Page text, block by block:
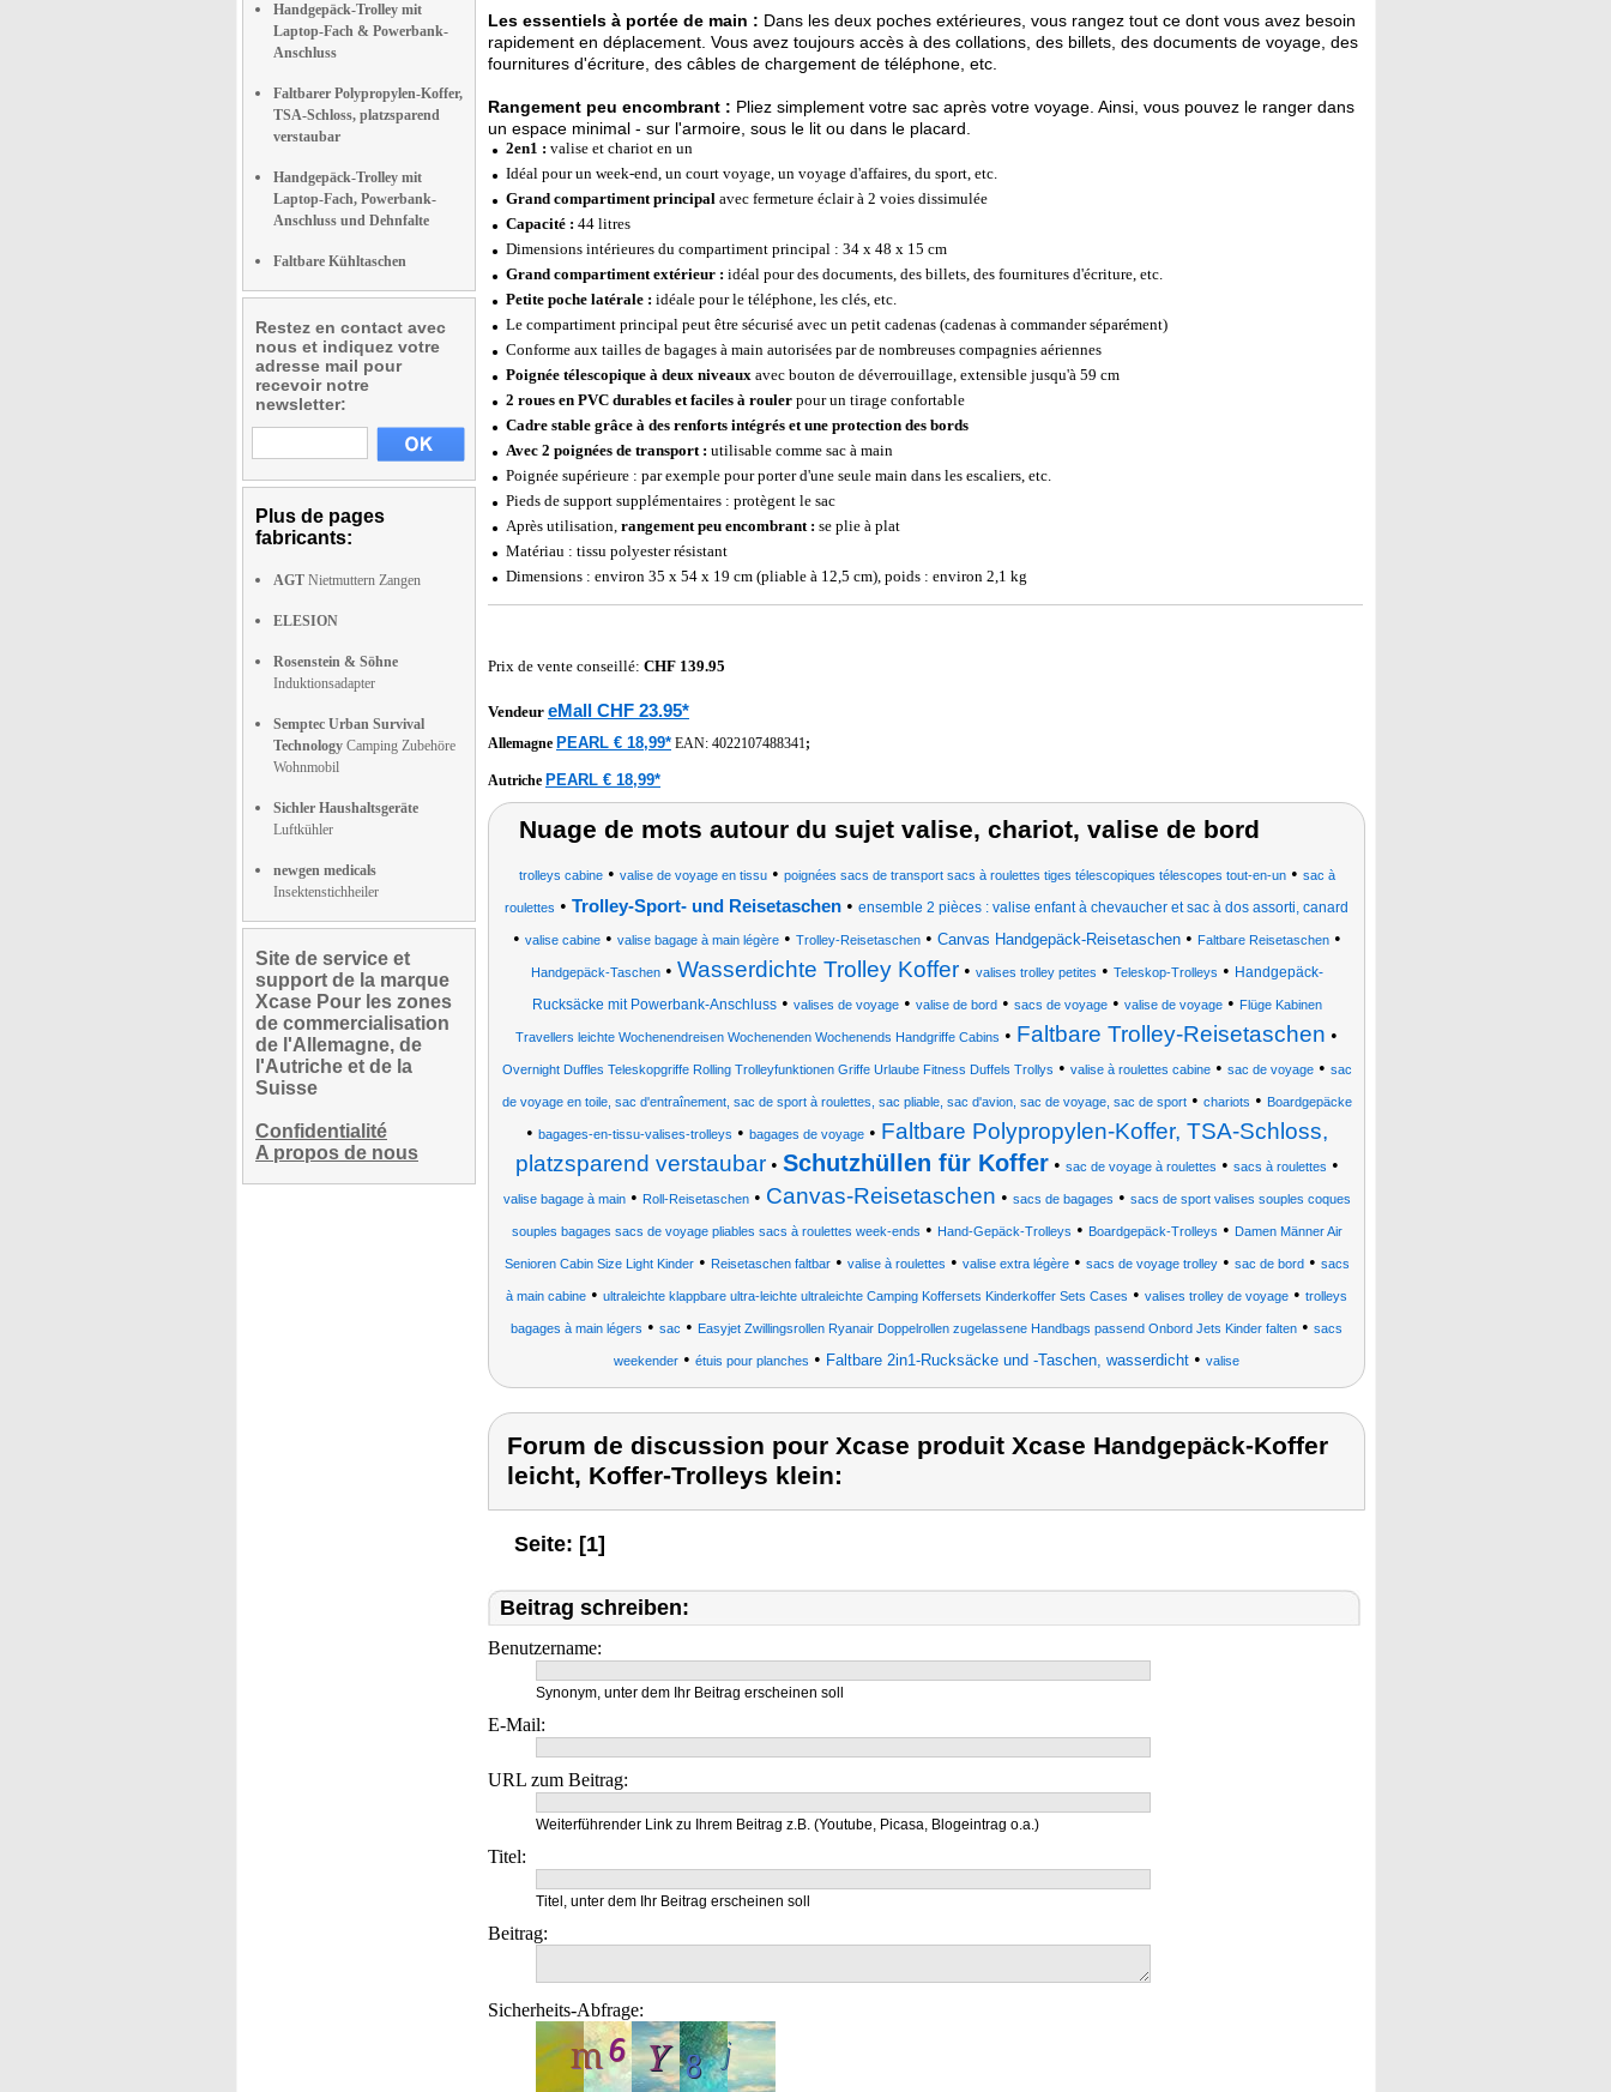
Handgepäck-Trolley mit
Laptop-Fach & Powerbank-
Anschluss
Faltbarer Polypropylen-Koffer,
TSA-Schloss, platzsparend
verstaubar
Handgepäck-Trolley mit
Laptop-Fach, Powerbank-
Anschluss und Dehnfalte
Faltbare Kühltaschen
Restez en contact avec
nous et indiquez votre
adresse mail pour
recevoir notre
newsletter:
Plus de pages
fabricants:
AGT Nietmuttern Zangen
ELESION
Rosenstein & Söhne
Induktionsadapter
Semptec Urban Survival
Technology Camping Zubehöre
Wohnmobil
Sichler Haushaltsgeräte
Luftkühler
newgen medicals
Insektenstichheiler
Site de service et
support de la marque
Xcase Pour les zones
de commercialisation
de l'Allemagne, de
l'Autriche et de la
Suisse
Confidentialité
A propos de nous
Les essentiels à portée de main : Dans les deux poches extérieures, vous rangez tout ce dont vous avez besoin
rapidement en déplacement. Vous avez toujours accès à des collations, des billets, des documents de voyage, des
fournitures d'écriture, des câbles de chargement de téléphone, etc.
Rangement peu encombrant : Pliez simplement votre sac après votre voyage. Ainsi, vous pouvez le ranger dans
un espace minimal - sur l'armoire, sous le lit ou dans le placard.
2en1 : valise et chariot en un
Idéal pour un week-end, un court voyage, un voyage d'affaires, du sport, etc.
Grand compartiment principal avec fermeture éclair à 2 voies dissimulée
Capacité : 44 litres
Dimensions intérieures du compartiment principal : 34 x 48 x 15 cm
Grand compartiment extérieur : idéal pour des documents, des billets, des fournitures d'écriture, etc.
Petite poche latérale : idéale pour le téléphone, les clés, etc.
Le compartiment principal peut être sécurisé avec un petit cadenas (cadenas à commander séparément)
Conforme aux tailles de bagages à main autorisées par de nombreuses compagnies aériennes
Poignée télescopique à deux niveaux avec bouton de déverrouillage, extensible jusqu'à 59 cm
2 roues en PVC durables et faciles à rouler pour un tirage confortable
Cadre stable grâce à des renforts intégrés et une protection des bords
Avec 2 poignées de transport : utilisable comme sac à main
Poignée supérieure : par exemple pour porter d'une seule main dans les escaliers, etc.
Pieds de support supplémentaires : protègent le sac
Après utilisation, rangement peu encombrant : se plie à plat
Matériau : tissu polyester résistant
Dimensions : environ 35 x 54 x 19 cm (pliable à 12,5 cm), poids : environ 2,1 kg
Prix de vente conseillé: CHF 139.95
Vendeur eMall CHF 23.95*
Allemagne PEARL € 18,99* EAN: 4022107488341;
Autriche PEARL € 18,99*
Nuage de mots autour du sujet valise, chariot, valise de bord
trolleys cabine• valise de voyage en tissu• poignées sacs de transport sacs à roulettes tiges télescopiques télescopes tout-en-un• sac à
roulettes • Trolley-Sport- und Reisetaschen • ensemble 2 pièces : valise enfant à chevaucher et sac à dos assorti, canard
• valise cabine• valise bagage à main légère• Trolley-Reisetaschen• Canvas Handgepäck-Reisetaschen• Faltbare Reisetaschen•
Handgepäck-Taschen• Wasserdichte Trolley Koffer• valises trolley petites • Teleskop-Trolleys • Handgepäck-
Rucksäcke mit Powerbank-Anschluss• valises de voyage• valise de bord• sacs de voyage• valise de voyage• Flüge Kabinen
Travellers leichte Wochenendreisen Wochenenden Wochenends Handgriffe Cabins • Faltbare Trolley-Reisetaschen •
Overnight Duffles Teleskopgriffe Rolling Trolleyfunktionen Griffe Urlaube Fitness Duffels Trollys • valise à roulettes cabine• sac de voyage• sac
de voyage en toile, sac d'entraînement, sac de sport à roulettes, sac pliable, sac d'avion, sac de voyage, sac de sport• chariots • Boardgepäcke
• bagages-en-tissu-valises-trolleys • bagages de voyage• Faltbare Polypropylen-Koffer, TSA-Schloss,
platzsparend verstaubar• Schutzhüllen für Koffer• sac de voyage à roulettes • sacs à roulettes •
valise bagage à main• Roll-Reisetaschen• Canvas-Reisetaschen • sacs de bagages • sacs de sport valises souples coques
souples bagages sacs de voyage pliables sacs à roulettes week-ends • Hand-Gepäck-Trolleys • Boardgepäck-Trolleys • Damen Männer Air
Senioren Cabin Size Light Kinder• Reisetaschen faltbar• valise à roulettes • valise extra légère• sacs de voyage trolley• sac de bord• sacs
à main cabine • ultraleichte klappbare ultra-leichte ultraleichte Camping Koffersets Kinderkoffer Sets Cases • valises trolley de voyage • trolleys
bagages à main légers • sac • Easyjet Zwillingsrollen Ryanair Doppelrollen zugelassene Handbags passend Onbord Jets Kinder falten • sacs
weekender • étuis pour planches • Faltbare 2in1-Rucksäcke und -Taschen, wasserdicht • valise
Forum de discussion pour Xcase produit Xcase Handgepäck-Koffer
leicht, Koffer-Trolleys klein:
Seite: [1]
Beitrag schreiben:
Benutzername:
Synonym, unter dem Ihr Beitrag erscheinen soll
E-Mail:
URL zum Beitrag:
Weiterführender Link zu Ihrem Beitrag z.B. (Youtube, Picasa, Blogeintrag o.a.)
Titel:
Titel, unter dem Ihr Beitrag erscheinen soll
Beitrag:
Sicherheits-Abfrage: